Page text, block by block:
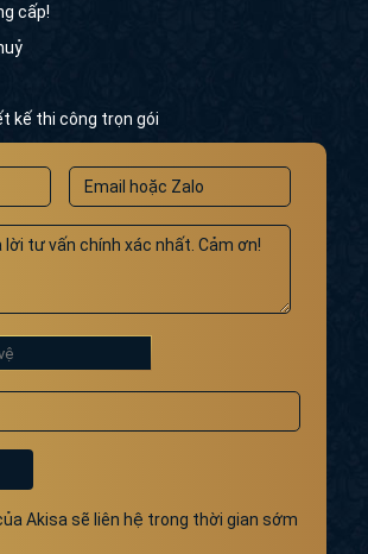
cấp!
kế thi công trọn gói
Akisa sẽ liên hệ trong thời gian sớm